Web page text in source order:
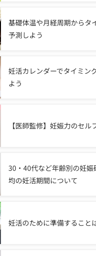
基礎体温や月経周期からタ
予測しよう
妊活カレンダーでタイミン
よう
【医師監修】妊娠力のセル
30・40代など年齢別の妊娠
均の妊活期間について
妊活のために準備すること